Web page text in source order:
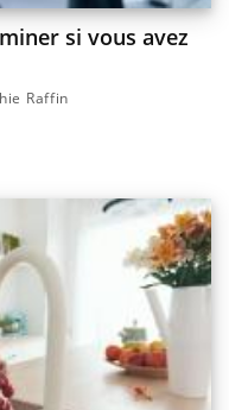
si vous avez
Raffin